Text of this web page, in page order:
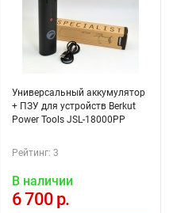
Универсальный аккумулятор
+ ПЗУ для устройств Berkut
Power Tools JSL-18000PP
Рейтинг: 3
В наличии
6 700 р.